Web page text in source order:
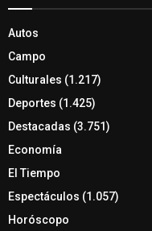
Autos
Campo
Culturales (1.217)
Deportes (1.425)
Destacadas (3.751)
Economía
El Tiempo
Espectáculos (1.057)
Horóscopo